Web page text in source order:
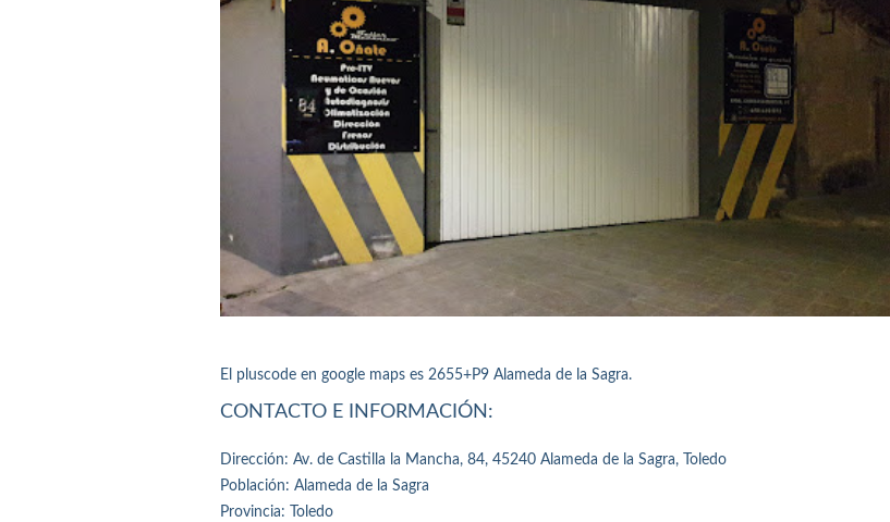
El pluscode en google maps es 2655+P9 Alameda de la Sagra.
CONTACTO E INFORMACIÓN:
Dirección: Av. de Castilla la Mancha, 84, 45240 Alameda de la Sagra, Toledo
Población: Alameda de la Sagra
Provincia: Toledo